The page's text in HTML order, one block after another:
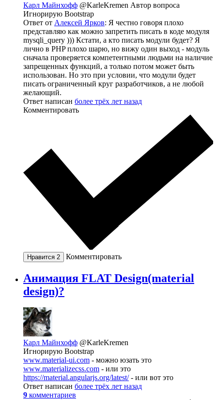
Карл Майнхофф @KarleKremen Автор вопроса
Игнорирую Bootstrap
Ответ от Алексей Ярков: Я честно говоря плохо
представляю как можно запретить писать в коде модуля
mysqli_query ))) Кстати, а кто писать модули будет? Я
лично в PHP плохо шарю, но вижу один выход - модуль
сначала проверяется компетентными людьми на наличие
запрещенных функций, а только потом может быть
использован. Но это при условии, что модули будет
писать ограниченный круг разработчиков, а не любой
желающий.
Ответ написан более трёх лет назад
Комментировать
Нравится 2 Комментировать
Анимация FLAT Design(material
design)?
Карл Майнхофф @KarleKremen
Игнорирую Bootstrap
www.material-ui.com - можно юзать это
www.materializecss.com - или это
https://material.angularjs.org/latest/- или вот это
Ответ написан более трёх лет назад
9 комментариев